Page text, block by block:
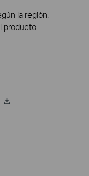
la región.
producto.